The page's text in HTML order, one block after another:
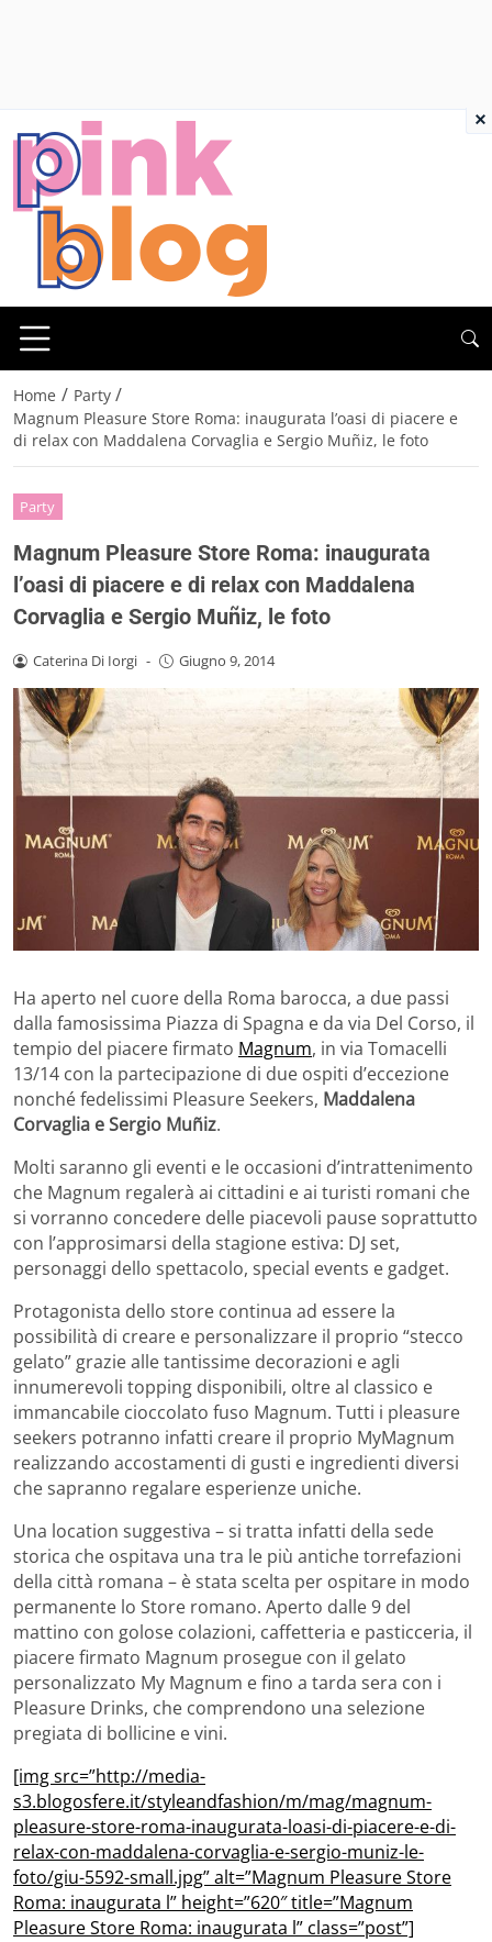
Home / Party /
Magnum Pleasure Store Roma: inaugurata l’oasi di piacere e
di relax con Maddalena Corvaglia e Sergio Muñiz, le foto
Party
Magnum Pleasure Store Roma: inaugurata
l’oasi di piacere e di relax con Maddalena
Corvaglia e Sergio Muñiz, le foto
Caterina Di Iorgi - Giugno 9, 2014
Ha aperto nel cuore della Roma barocca, a due passi
dalla famosissima Piazza di Spagna e da via Del Corso, il
tempio del piacere firmato Magnum, in via Tomacelli
13/14 con la partecipazione di due ospiti d’eccezione
nonché fedelissimi Pleasure Seekers, Maddalena
Corvaglia e Sergio Muñiz.
Molti saranno gli eventi e le occasioni d’intrattenimento
che Magnum regalerà ai cittadini e ai turisti romani che
si vorranno concedere delle piacevoli pause soprattutto
con l’approsimarsi della stagione estiva: DJ set,
personaggi dello spettacolo, special events e gadget.
Protagonista dello store continua ad essere la
possibilità di creare e personalizzare il proprio “stecco
gelato” grazie alle tantissime decorazioni e agli
innumerevoli topping disponibili, oltre al classico e
immancabile cioccolato fuso Magnum. Tutti i pleasure
seekers potranno infatti creare il proprio MyMagnum
realizzando accostamenti di gusti e ingredienti diversi
che sapranno regalare esperienze uniche.
Una location suggestiva – si tratta infatti della sede
storica che ospitava una tra le più antiche torrefazioni
della città romana – è stata scelta per ospitare in modo
permanente lo Store romano. Aperto dalle 9 del
mattino con golose colazioni, caffetteria e pasticceria, il
piacere firmato Magnum prosegue con il gelato
personalizzato My Magnum e fino a tarda sera con i
Pleasure Drinks, che comprendono una selezione
pregiata di bollicine e vini.
[img src=”http://media-
s3.blogosfere.it/styleandfashion/m/mag/magnum-
pleasure-store-roma-inaugurata-loasi-di-piacere-e-di-
relax-con-maddalena-corvaglia-e-sergio-muniz-le-
foto/giu-5592-small.jpg” alt=”Magnum Pleasure Store
Roma: inaugurata l” height=”620″ title=”Magnum
Pleasure Store Roma: inaugurata l” class=”post”]
×